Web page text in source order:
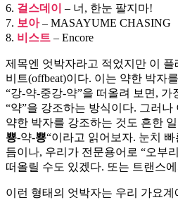
6. 걸스데이 – 너, 한눈 팔지마!
7. 보아– MASAYUME CHASING
8. 비스트 – Encore
제목엔 엇박자라고 적었지만 이
비트(offbeat)이다. 이는 약한 박자
“강-약-중강-약”을 떠올려 보면,
“약”을 강조하는 방식이다. 그러나
약한 박자를 강조하는 것도 흔한
뿅-약-뿅“이라고 읽어보자. 눈치
듬이나, 우리가 전문용어로 “오부
떠올릴 수도 있겠다. 또는 트랜스
이런 형태의 엇박자는 우리 가요